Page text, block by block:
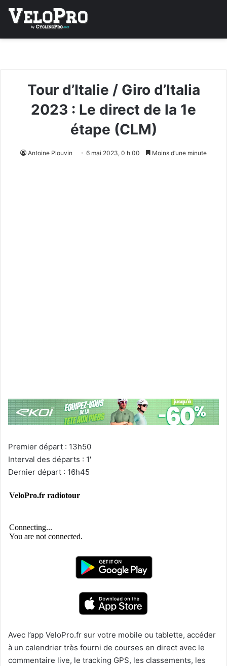
Tour d’Italie / Giro d’Italia
2023 : Le direct de la 1e
étape (CLM)
Antoine Plouvin 6 mai 2023, 0 h 00 Moins d’une minute
Premier départ : 13h50
Interval des départs : 1′
Dernier départ : 16h45
Avec l’app VeloPro.fr sur votre mobile ou tablette, accéder
à un calendrier très fourni de courses en direct avec le
commentaire live, le tracking GPS, les classements, les